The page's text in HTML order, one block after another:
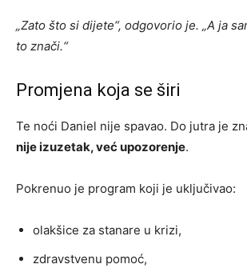
„Zato što si dijete“, odgovorio je. „A ja
to znači.“
Promjena koja se širi
Te noći Daniel nije spavao. Do jutra je
nije izuzetak, već upozorenje.
Pokrenuo je program koji je uključivao:
olakšice za stanare u krizi,
zdravstvenu pomoć,